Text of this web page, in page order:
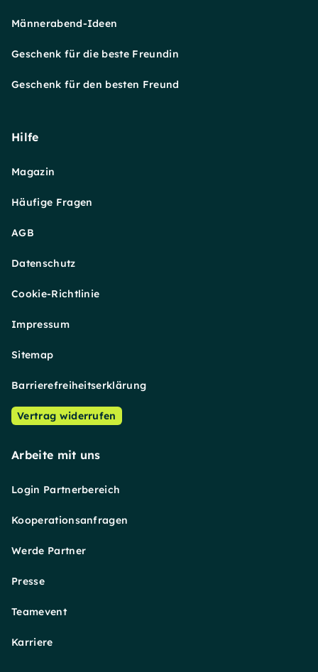
Männerabend-Ideen
Geschenk für die beste Freundin
Geschenk für den besten Freund
Hilfe
Magazin
Häufige Fragen
AGB
Datenschutz
Cookie-Richtlinie
Impressum
Sitemap
Barrierefreiheitserklärung
Vertrag widerrufen
Arbeite mit uns
Login Partnerbereich
Kooperationsanfragen
Werde Partner
Presse
Teamevent
Karriere